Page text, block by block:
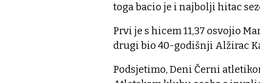
toga bacio je i najbolji hitac
Prvi je s hicem 11,37 osvojio
drugi bio 40-godišnji Alžirac
Podsjetimo, Deni Černi